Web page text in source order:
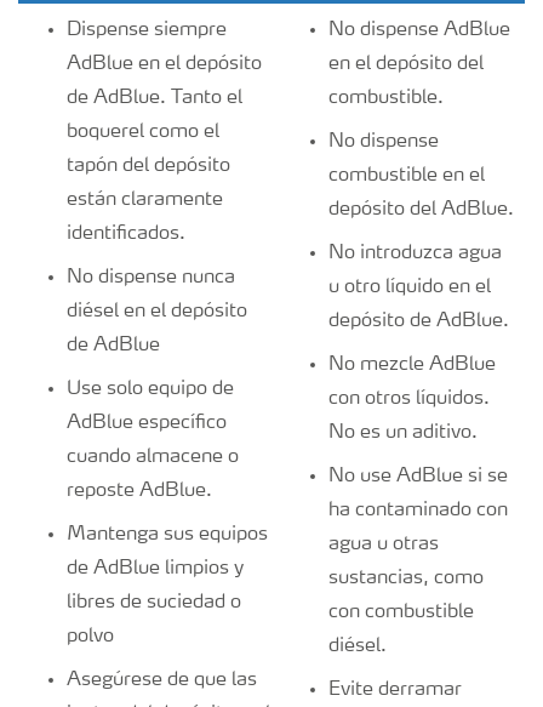
Dispense siempre
AdBlue en el depósito
de AdBlue. Tanto el
boquerel como el
tapón del depósito
están claramente
identificados.
No dispense nunca
diésel en el depósito
de AdBlue
Use solo equipo de
AdBlue específico
cuando almacene o
reposte AdBlue.
Mantenga sus equipos
de AdBlue limpios y
libres de suciedad o
polvo
Asegúrese de que las
No dispense AdBlue
en el depósito del
combustible.
No dispense
combustible en el
depósito del AdBlue.
No introduzca agua
u otro líquido en el
depósito de AdBlue.
No mezcle AdBlue
con otros líquidos.
No es un aditivo.
No use AdBlue si se
ha contaminado con
agua u otras
sustancias, como
con combustible
diésel.
Evite derramar